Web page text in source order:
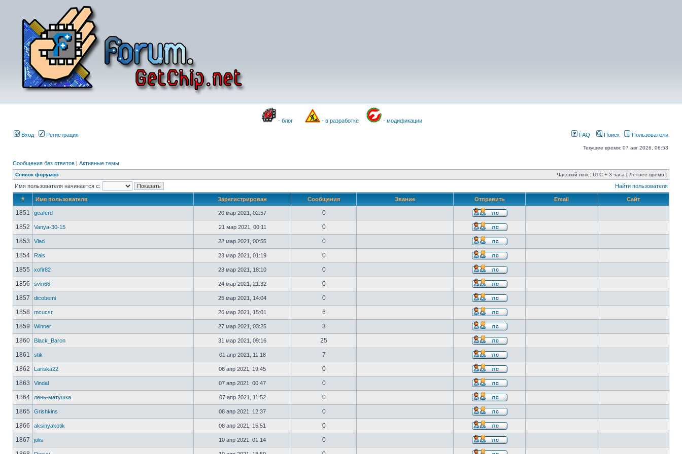
- блог - в разработке - модификации
Вход Регистрация FAQ Поиск Пользователи
Текущее время: 07 авг 2026, 06:53
Сообщения без ответов | Активные темы
Список форумов Часовой пояс: UTC + 3 часа [ Летнее время ]
Имя пользователя начинается с: Найти пользователя
# Имя пользователя Зарегистрирован Сообщения Звание Отправить Email Сайт
1851 geaferd 20 мар 2021, 02:57
0
1852
Vanya-30-15 21 мар 2021, 00:11
0
1853
Vlad 22 мар 2021, 00:55
0
1854
Rais 23 мар 2021, 01:19
0
1855
xofir82 23 мар 2021, 18:10
0
1856
svin66 24 мар 2021, 21:32
0
1857
dicobemi 25 мар 2021, 14:04
0
1858
mcucsr 26 мар 2021, 15:01
6
1859
Winner 27 мар 2021, 03:25
3
1860
Black_Baron 31 мар 2021, 09:16
25
1861
stik 01 апр 2021, 11:18
7
1862
Lariska22 06 апр 2021, 19:45
0
1863
Vindal 07 апр 2021, 00:47
0
1864
лень-матушка 07 апр 2021, 11:52
0
1865
Grishkins 08 апр 2021, 12:37
0
1866
aksinyakotik 08 апр 2021, 15:51
0
1867
jolis 10 апр 2021, 01:14
0